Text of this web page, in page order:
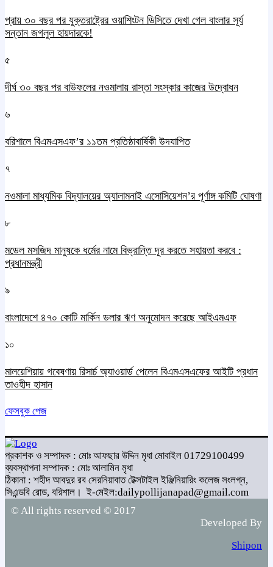
প্রায় ৩০ বছর পর যুক্তরাষ্ট্রের ওয়াশিংটন ডিসিতে দেখা গেল বাংলার সূর্য
সন্তান জগলুল হায়দারকে!
৫
দীর্ঘ ৩০ বছর পর বাউফলের নওমালায় রাস্তা সংস্কার কাজের উদ্বোধন
৬
বরিশালে বিএমএসএফ’র ১১তম প্রতিষ্ঠাবার্ষিকী উদযাপিত
৭
নওমালা মাধ্যমিক বিদ্যালয়ের অ্যালামনাই এসোসিয়েশন’র পূর্ণাঙ্গ কমিটি ঘোষণা
৮
মডেল মসজিদ মানুষকে ধর্মের নামে বিভ্রান্তি দূর করতে সহায়তা করবে :
প্রধানমন্ত্রী
৯
বাংলাদেশে ৪৭০ কোটি মার্কিন ডলার ঋণ অনুমোদন করেছে আইএমএফ
১০
মালয়েশিয়ায় গবেষণায় রিসার্চ অ্যাওয়ার্ড পেলেন বিএমএসএফের আইটি প্রধান
তাওহীদ হাসান
ফেসবুক পেজ
প্রকাশক ও সম্পাদক : মোঃ আফছার উদ্দিন মৃধা মোবাইল 01729100499
ব্যবস্থাপনা সম্পাদক : মোঃ আলামিন মৃধা
ঠিকানা : শহীদ আবদুর রব সেরনিয়াবাত টেক্সটাইল ইঞ্জিনিয়ারিং কলেজ সংলগ্ন,
সিএন্ডবি রোড, বরিশাল। ই-মেইল:dailypollijanapad@gmail.com
© All rights reserved © 2017
Developed By
Shipon